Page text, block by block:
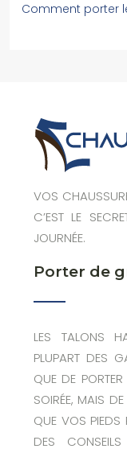
Comment porter
VOS
C’EST LE
JOURNÉE.
Porter de
LES TALONS
PLUPART DES
QUE DE
SOIRÉE, MAIS
QUE VOS PIEDS
DES